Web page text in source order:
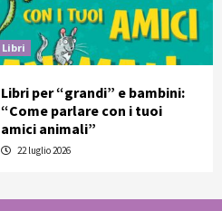
Libri
Libri per “grandi” e bambini:
“Come parlare con i tuoi
amici animali”
22 luglio 2026